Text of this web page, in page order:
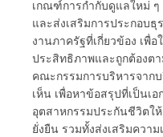
เกณฑ์การกำกับดูแลใหม่
และส่งเสริมการประกอบ
งานภาครัฐที่เกี่ยวข้อง เพื่
ประสิทธิภาพและถูกต้องต
คณะกรรมการบริหารจาก
เห็น เพื่อหาข้อสรุปที่เป็นเ
อุตสาหกรรมประกันชีวิตใ
ยั่งยืน รวมทั้งส่งเสริมควา